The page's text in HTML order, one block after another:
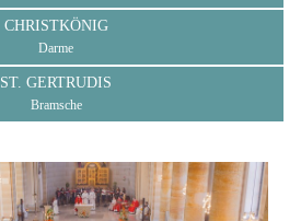
CHRISTKÖNIG
Darme
ST. GERTRUDIS
Bramsche